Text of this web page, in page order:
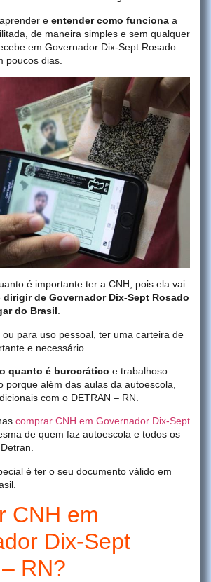
e entender como funciona a
de maneira simples e sem qualquer
em Governador Dix-Sept Rosado
poucos dias.
é importante ter a CNH, pois ela vai
dirigir de Governador Dix-Sept Rosado
do Brasil.
para uso pessoal, ter uma carteira de
e necessário.
quanto é burocrático e trabalhoso
porque além das aulas da autoescola,
com o DETRAN – RN.
comprar CNH em Governador Dix-Sept
de quem faz autoescola e todos os
é ter o seu documento válido em
CNH em
Dix-Sept
RN?